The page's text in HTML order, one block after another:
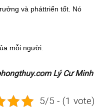
và pháttriển tốt. Nó
mỗi người.
Lý Cư Minh
5/5 - (1 vote)